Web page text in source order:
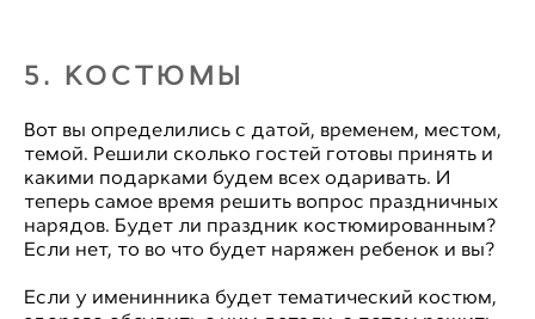
5. КОСТЮМЫ
Вот вы определились с датой, временем, местом,
темой. Решили сколько гостей готовы принять и
какими подарками будем всех одаривать. И
теперь самое время решить вопрос праздничных
нарядов. Будет ли праздник костюмированным?
Если нет, то во что будет наряжен ребенок и вы?
Если у именинника будет тематический костюм,